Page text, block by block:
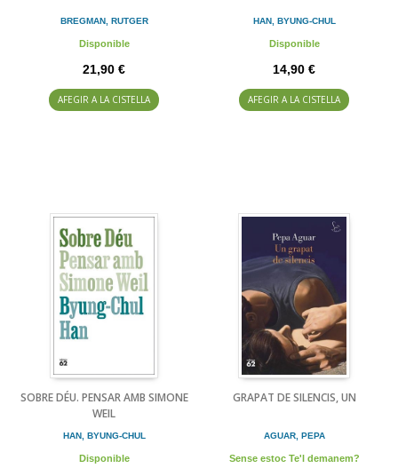
BREGMAN, RUTGER
Disponible
21,90 €
AFEGIR A LA CISTELLA
HAN, BYUNG-CHUL
Disponible
14,90 €
AFEGIR A LA CISTELLA
SOBRE DÉU. PENSAR AMB SIMONE
WEIL
HAN, BYUNG-CHUL
Disponible
GRAPAT DE SILENCIS, UN
AGUAR, PEPA
Sense estoc Te'l demanem?